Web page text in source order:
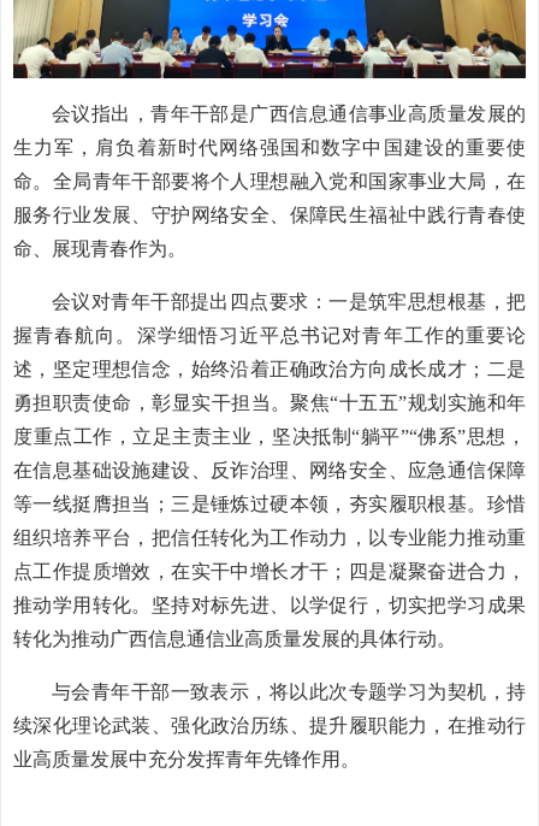
会议指出，青年干部是广西信息通信事业高质量发展的
生力军，肩负着新时代网络强国和数字中国建设的重要使
命。全局青年干部要将个人理想融入党和国家事业大局，在
服务行业发展、守护网络安全、保障民生福祉中践行青春使
命、展现青春作为。
会议对青年干部提出四点要求：一是筑牢思想根基，把
握青春航向。深学细悟习近平总书记对青年工作的重要论
述，坚定理想信念，始终沿着正确政治方向成长成才；二是
勇担职责使命，彰显实干担当。聚焦“十五五”规划实施和年
度重点工作，立足主责主业，坚决抵制“躺平”“佛系”思想，
在信息基础设施建设、反诈治理、网络安全、应急通信保障
等一线挺膺担当；三是锤炼过硬本领，夯实履职根基。珍惜
组织培养平台，把信任转化为工作动力，以专业能力推动重
点工作提质增效，在实干中增长才干；四是凝聚奋进合力，
推动学用转化。坚持对标先进、以学促行，切实把学习成果
转化为推动广西信息通信业高质量发展的具体行动。
与会青年干部一致表示，将以此次专题学习为契机，持
续深化理论武装、强化政治历练、提升履职能力，在推动行
业高质量发展中充分发挥青年先锋作用。